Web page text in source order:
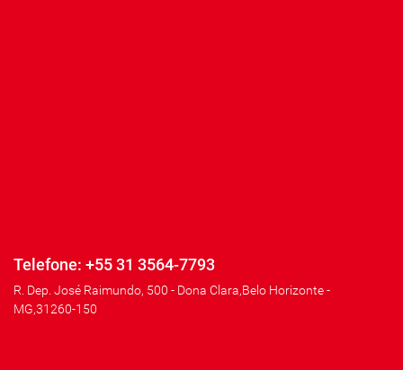
Telefone: +55 31 3564-7793
R. Dep. José Raimundo, 500 - Dona Clara,Belo Horizonte -
MG,31260-150